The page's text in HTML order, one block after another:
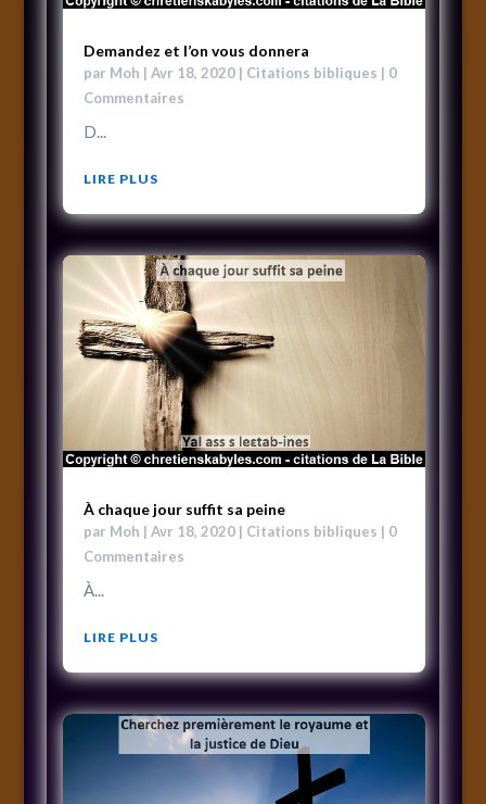
Demandez et l’on vous donnera
par Moh | Avr 18, 2020| Citations bibliques | 0
Commentaires
D...
LIRE PLUS
À chaque jour suffit sa peine
par Moh | Avr 18, 2020| Citations bibliques | 0
Commentaires
À...
LIRE PLUS